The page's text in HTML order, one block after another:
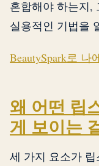
혼합해야 하는지,
실용적인 기법을
BeautySpark로
왜 어떤 립
게 보이는
세 가지 요소가